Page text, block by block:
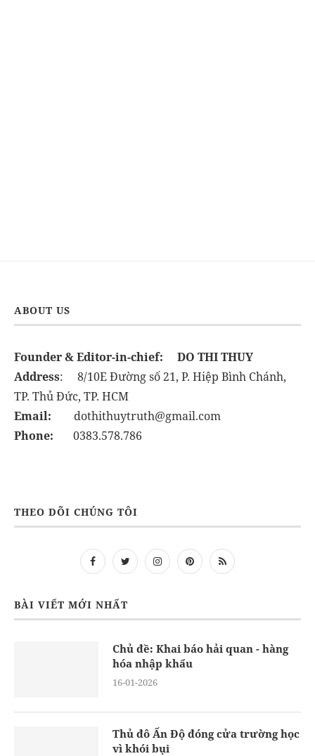
ABOUT US
Founder & Editor-in-chief:
DO THI THUY
Address: 8/10E Đường số 21, P. Hiệp Bình Chánh,
TP. Thủ Đức, TP. HCM
Email: dothithuytruth@gmail.com
Phone: 0383.578.786
THEO DÕI CHÚNG TÔI
BÀI VIẾT MỚI NHẤT
Chủ đề: Khai báo hải quan - hàng
hóa nhập khẩu
16-01-2026
Thủ đô Ấn Độ đóng cửa trường học
vì khói bụi